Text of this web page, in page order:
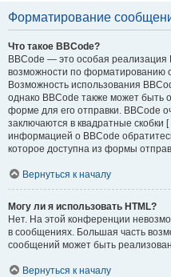
Форматирование
Что такое BBCode?
BBCode — это особая
возможности по форматированию
Возможность использования
однако BBCode также может быть
форме для его отправки. BBCode
заключаются в квадратные скобки
информацией о BBCode
которое доступна из формы
Вернуться к началу
Могу ли я использовать HTML?
Нет. На этой конференции
в сообщениях. Большая часть
сообщений может быть
Вернуться к началу